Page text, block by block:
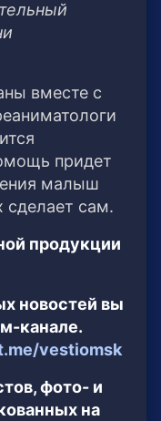
вместе с
придет
малыш
сделает сам.
продукции
новостей вы
канале.
vestiomsk
фото- и
на